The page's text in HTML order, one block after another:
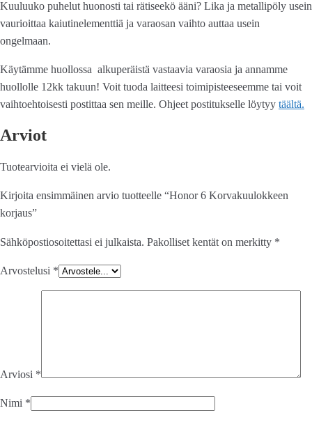
Kuuluuko puhelut huonosti tai rätiseekö ääni? Lika ja metallipöly usein
vaurioittaa kaiutinelementtiä ja varaosan vaihto auttaa usein
ongelmaan.
Käytämme huollossa alkuperäistä vastaavia varaosia ja annamme
huollolle 12kk takuun! Voit tuoda laitteesi toimipisteeseemme tai voit
vaihtoehtoisesti postittaa sen meille. Ohjeet postitukselle löytyy täältä.
Arviot
Tuotearvioita ei vielä ole.
Kirjoita ensimmäinen arvio tuotteelle “Honor 6 Korvakuulokkeen
korjaus”
Sähköpostiosoitettasi ei julkaista. Pakolliset kentät on merkitty *
Arvostelusi *
Arviosi *
Nimi *